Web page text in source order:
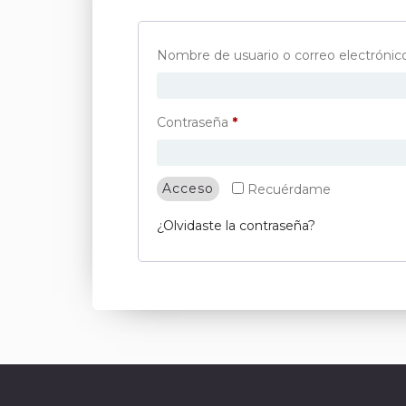
Nombre de usuario o correo
Contraseña *Obligatorio
Recuérdame
Acceso
¿Olvidaste la contraseña?